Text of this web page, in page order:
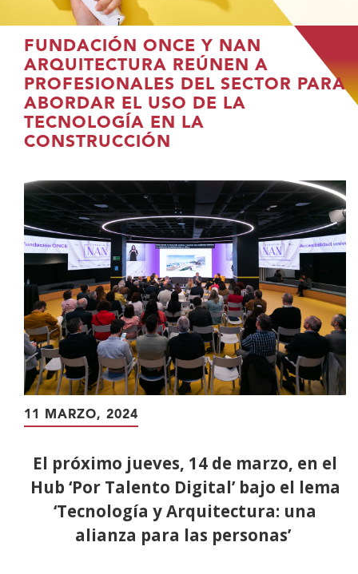
encuentras
contenido
principal
FUNDACIÓN ONCE Y NAN
ARQUITECTURA REÚNEN A
PROFESIONALES DEL SECTOR PARA
ABORDAR EL USO DE LA
TECNOLOGÍA EN LA
CONSTRUCCIÓN
11 MARZO, 2024
El próximo jueves, 14 de marzo, en el
Hub ‘Por Talento Digital’ bajo el lema
‘Tecnología y Arquitectura: una
alianza para las personas’